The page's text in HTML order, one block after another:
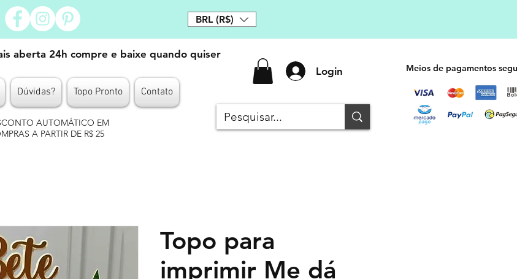
BRL (R$)
aberta 24h compre e baixe quando quiser
Dúvidas? Topo Pronto Contato
Login
AUTOMÁTICO EM
A PARTIR DE R$ 25
Meios de pagamentos
Topo para
imprimir Me dá